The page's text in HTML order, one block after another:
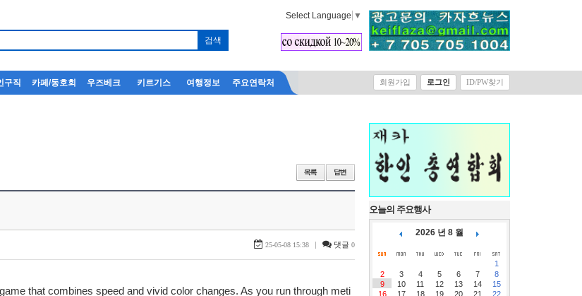
Select Language ▼
구직 카페/동호회 우즈베크 키르기스 여행정보 주요연락처 회원가입 로그인 ID/PW찾기
25-05-08 15:38 | 댓글 0
that combines speed and vivid color changes. As you run through meti
오늘의 주요행사
2026 년 8 월
1
2
3 4 5 6 7
8
9
10 11 12 13 14
15
16
17 18 19 20 21
22